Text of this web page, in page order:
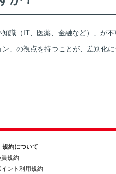
識（IT、医薬、金融など）」が不
」の視点を持つことが、差別化に
約について
規約
ント利用規約